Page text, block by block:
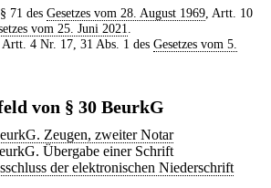
71 des Gesetzes vom 28. August 1969, Artt. 10
vom 25. Juni 2021
4 Nr. 17, 31 Abs. 1 des Gesetzes vom 5.
von § 30 BeurkG
Zeugen, zweiter Notar
Übergabe einer Schrift
der elektronischen Niederschrift